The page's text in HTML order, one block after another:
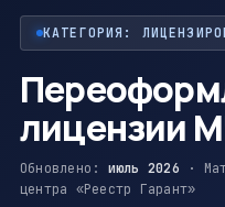
КАТЕГОРИЯ:
лицензии
Обновлено: июль 2026 ·
центра «Реестр Гарант»